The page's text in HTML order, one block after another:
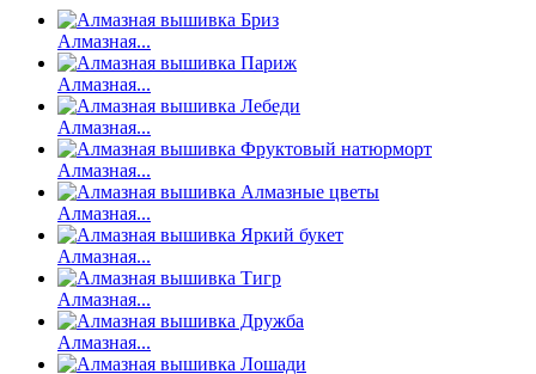
Алмазная...
Алмазная...
Алмазная...
Алмазная...
Алмазная...
Алмазная...
Алмазная...
Алмазная...